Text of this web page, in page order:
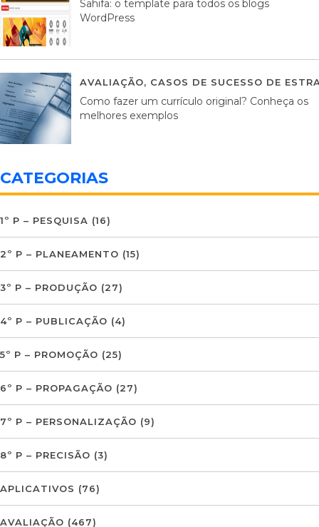
Sahifa: o template para todos os blogs
WordPress
AVALIAÇÃO, CASOS DE SUCESSO DE
Como fazer um currículo original? Conheça os
melhores exemplos
CATEGORIAS
1º P – PESQUISA (16)
2º P – PLANEAMENTO (15)
3º P – PRODUÇÃO (27)
4º P – PUBLICAÇÃO (4)
5º P – PROMOÇÃO (25)
6º P – PROPAGAÇÃO (27)
7º P – PERSONALIZAÇÃO (9)
8º P – PRECISÃO (3)
APLICATIVOS (76)
AVALIAÇÃO (467)